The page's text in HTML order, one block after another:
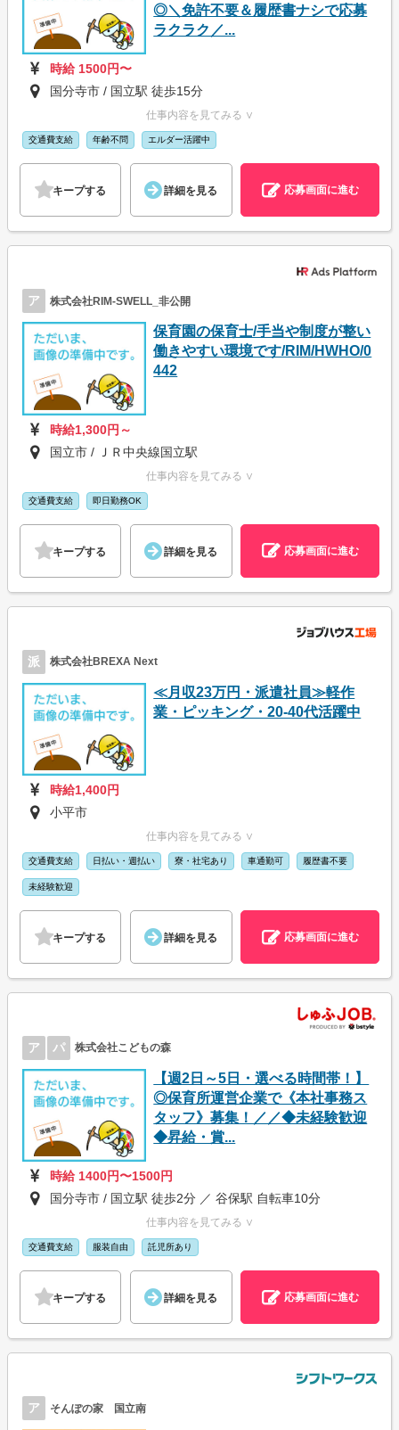
◎＼免許不要＆履歴書ナシで応募
ラクラク／...
時給 1500円〜
国分寺市 / 国立駅 徒歩15分
仕事内容を見てみる ∨
交通費支給 年齢不問 エルダー活躍中
キープする 詳細を見る 応募画面に進む
ア 株式会社RIM-SWELL_非公開
保育園の保育士/手当や制度が整い
働きやすい環境です/RIM/HWHO/0
442
時給1,300円～
国立市 / ＪＲ中央線国立駅
仕事内容を見てみる ∨
交通費支給 即日勤務OK
キープする 詳細を見る 応募画面に進む
派 株式会社BREXA Next
≪月収23万円・派遣社員≫軽作
業・ピッキング・20-40代活躍中
時給1,400円
小平市
仕事内容を見てみる ∨
交通費支給 日払い・週払い 寮・社宅あり 車通勤可 履歴書不要
未経験歓迎
キープする 詳細を見る 応募画面に進む
ア パ 株式会社こどもの森
【週2日～5日・選べる時間帯！】
◎保育所運営企業で《本社事務ス
タッフ》募集！／／◆未経験歓迎
◆昇給・賞...
時給 1400円〜1500円
国分寺市 / 国立駅 徒歩2分 ／ 谷保駅 自転車10分
仕事内容を見てみる ∨
交通費支給 服装自由 託児所あり
キープする 詳細を見る 応募画面に進む
ア そんぽの家 国立南